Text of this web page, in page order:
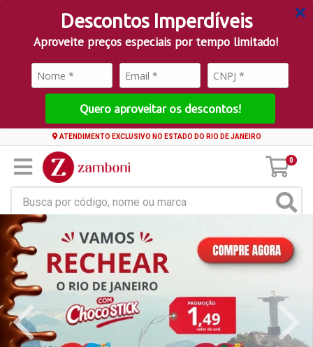
Descontos Imperdíveis
Aproveite preços especiais por tempo limitado!
Quero aproveitar os descontos!
ATENDIMENTO EXCLUSIVO NO ESTADO DO RIO DE JANEIRO
0